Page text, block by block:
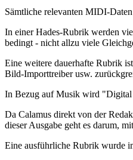
Sämtliche relevanten MIDI-
In einer Hades-Rubrik werden
bedingt - nicht allzu viele
Eine weitere dauerhafte Rubrik
Bild-Importtreiber usw.
In Bezug auf Musik wird "Digital
Da Calamus direkt von der
dieser Ausgabe geht es darum,
Eine ausführliche Rubrik wurde